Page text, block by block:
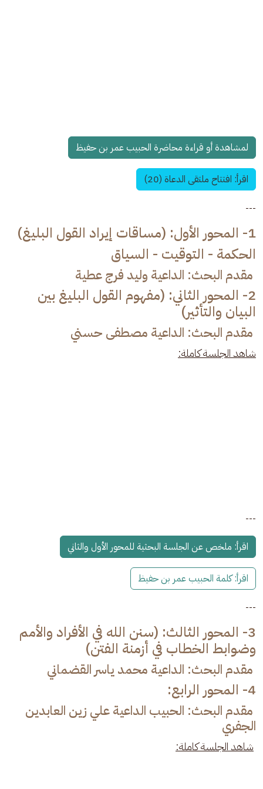
لمشاهدة أو قراءة محاضرة الحبيب عمر بن حفيظ
اقرأ: افتتاح ملتقى الدعاة (20)
---
1- المحور الأول: (مساقات إيراد القول البليغ)
الحكمة - التوقيت - السياق
مقدم البحث: الداعية وليد فرج عطية
2- المحور الثاني: (مفهوم القول البليغ بين
البيان والتأثير)
مقدم البحث: الداعية مصطفى حسني
شاهد الجلسة كاملة:
---
اقرأ: ملخص عن الجلسة البحثية للمحور الأول والثاني
اقرأ: كلمة الحبيب عمر بن حفيظ
---
3- المحور الثالث: (سنن الله في الأفراد والأمم
وضوابط الخطاب في أزمنة الفتن)
مقدم البحث: الداعية محمد ياسر القضماني
4- المحور الرابع:
مقدم البحث: الحبيب الداعية علي زين العابدين
الجفري
شاهد الجلسة كاملة: